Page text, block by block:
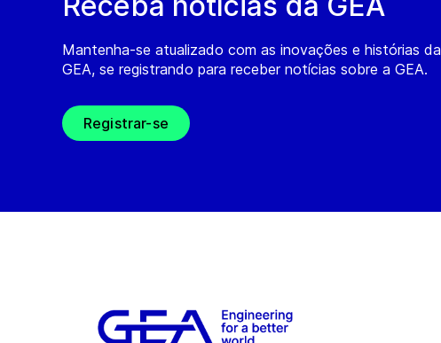
Mantenha-se atualizado com as inovações e histórias da
GEA, se registrando para receber notícias sobre a GEA.
Registrar-se